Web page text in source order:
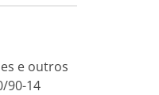
e outros
90-14